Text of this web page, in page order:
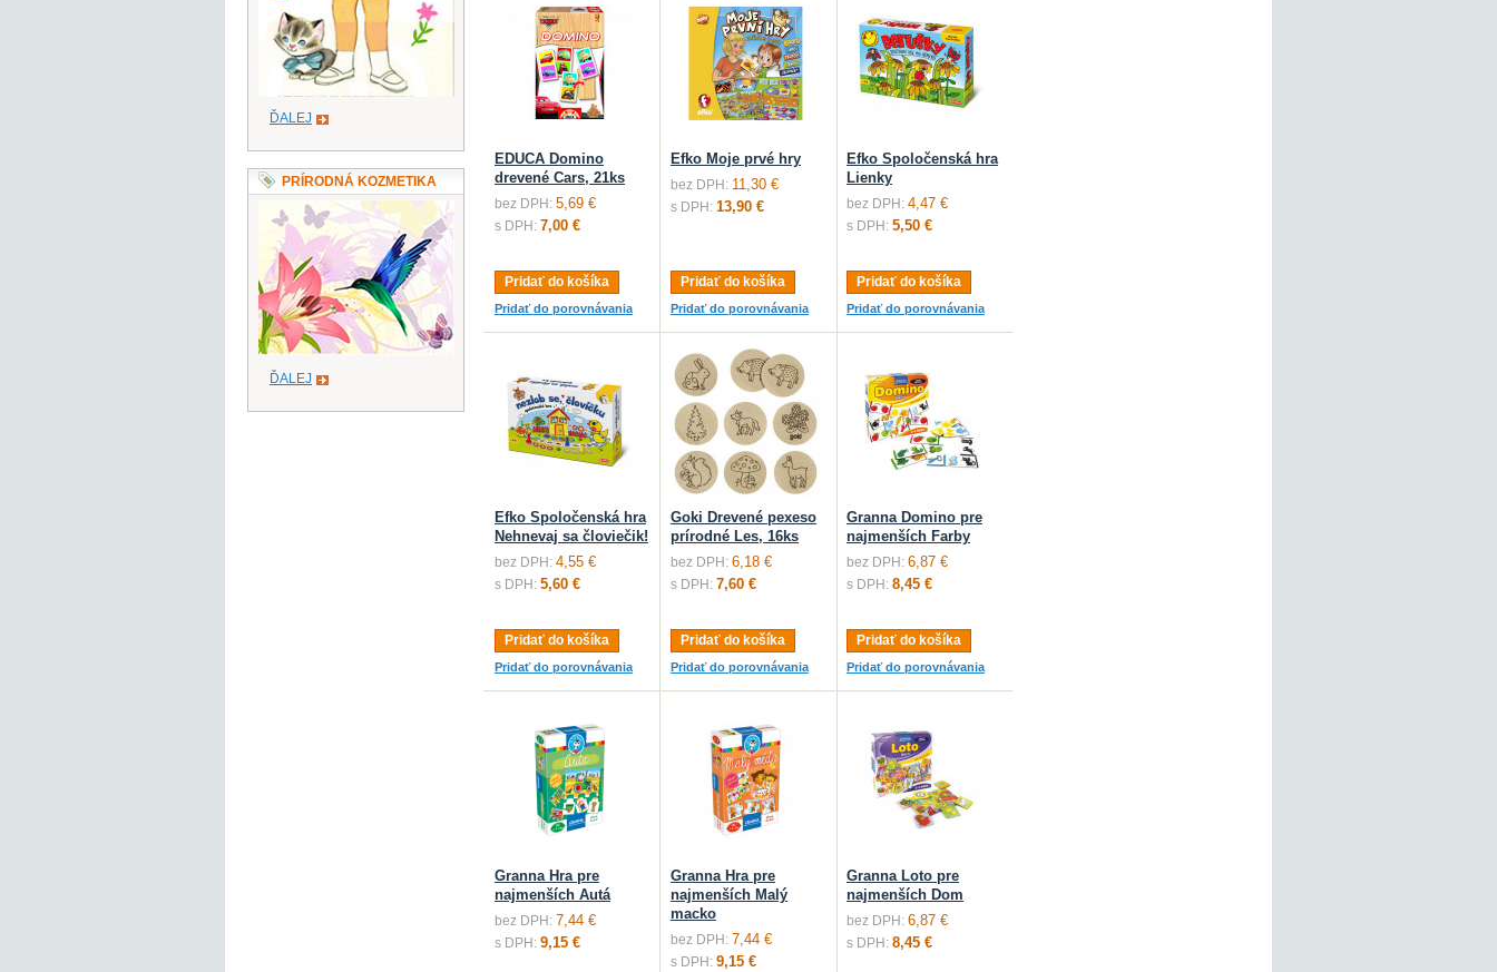
EDUCA Domino
drevené Cars, 21ks
bez DPH: 5,69 €
s DPH: 7,00 €
Pridať do košíka
Pridať do porovnávania
Efko Moje prvé hry
bez DPH: 11,30 €
s DPH: 13,90 €
Pridať do košíka
Pridať do porovnávania
Efko Spoločenská hra
Lienky
bez DPH: 4,47 €
s DPH: 5,50 €
Pridať do košíka
Pridať do porovnávania
Efko Spoločenská hra
Nehnevaj sa človiečik!
bez DPH: 4,55 €
s DPH: 5,60 €
Pridať do košíka
Pridať do porovnávania
Goki Drevené pexeso
prírodné Les, 16ks
bez DPH: 6,18 €
s DPH: 7,60 €
Pridať do košíka
Pridať do porovnávania
Granna Domino pre
najmenších Farby
bez DPH: 6,87 €
s DPH: 8,45 €
Pridať do košíka
Pridať do porovnávania
Granna Hra pre
najmenších Autá
bez DPH: 7,44 €
s DPH: 9,15 €
Granna Hra pre
najmenších Malý
macko
bez DPH: 7,44 €
s DPH: 9,15 €
Granna Loto pre
najmenších Dom
bez DPH: 6,87 €
s DPH: 8,45 €
ĎALEJ
PRÍRODNÁ KOZMETIKA
ĎALEJ